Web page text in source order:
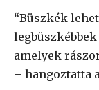
“Büszkék
amelyek
– hangoztatta